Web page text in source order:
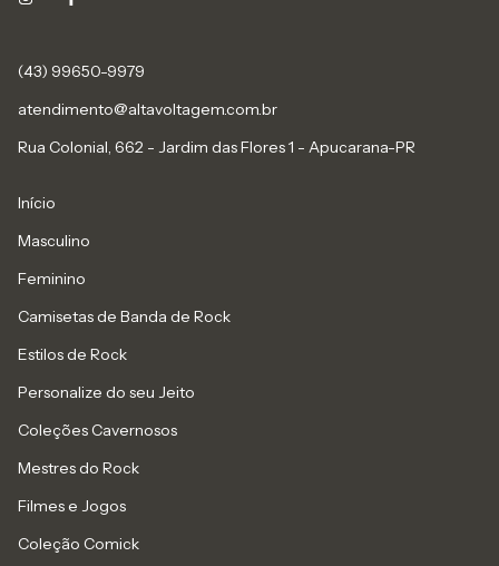
(43) 99650-9979
atendimento@altavoltagem.com.br
Rua Colonial, 662 - Jardim das Flores 1 - Apucarana-PR
Início
Masculino
Feminino
Camisetas de Banda de Rock
Estilos de Rock
Personalize do seu Jeito
Coleções Cavernosos
Mestres do Rock
Filmes e Jogos
Coleção Comick